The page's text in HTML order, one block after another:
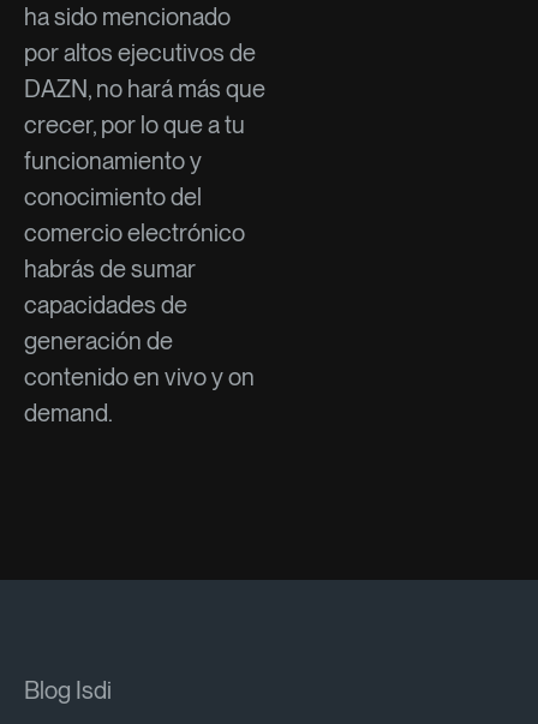
ha sido mencionado
por altos ejecutivos de
DAZN, no hará más que
crecer, por lo que a tu
funcionamiento y
conocimiento del
comercio electrónico
habrás de sumar
capacidades de
generación de
contenido en vivo y on
demand.
Blog Isdi